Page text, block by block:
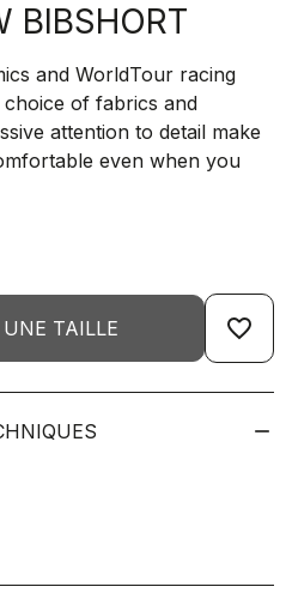
BIBSHORT
and WorldTour racing
of fabrics and
attention to detail make
even when you
TAILLE favorite_border